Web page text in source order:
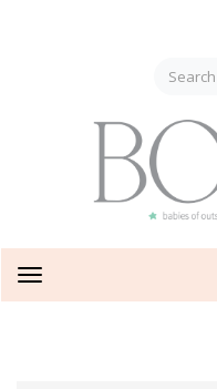
Toggle
navigation